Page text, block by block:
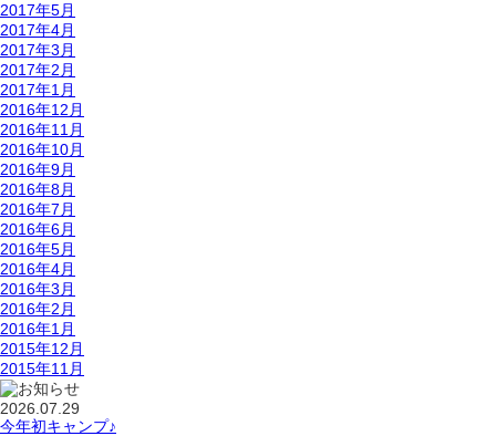
2017年5月
2017年4月
2017年3月
2017年2月
2017年1月
2016年12月
2016年11月
2016年10月
2016年9月
2016年8月
2016年7月
2016年6月
2016年5月
2016年4月
2016年3月
2016年2月
2016年1月
2015年12月
2015年11月
2026.07.29
今年初キャンプ♪